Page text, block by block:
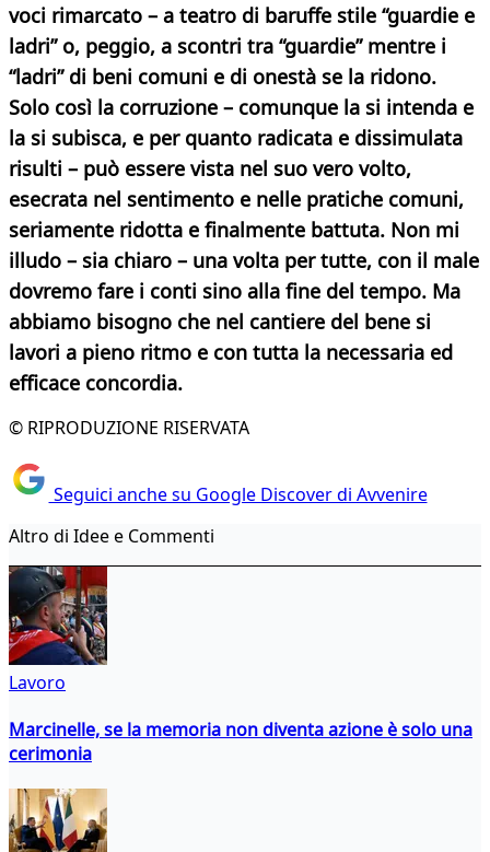
voci rimarcato – a teatro di baruffe stile “guardie e
ladri” o, peggio, a scontri tra “guardie” mentre i
“ladri” di beni comuni e di onestà se la ridono.
Solo così la corruzione – comunque la si intenda e
la si subisca, e per quanto radicata e dissimulata
risulti – può essere vista nel suo vero volto,
esecrata nel sentimento e nelle pratiche comuni,
seriamente ridotta e finalmente battuta. Non mi
illudo – sia chiaro – una volta per tutte, con il male
dovremo fare i conti sino alla fine del tempo. Ma
abbiamo bisogno che nel cantiere del bene si
lavori a pieno ritmo e con tutta la necessaria ed
efficace concordia.
© RIPRODUZIONE RISERVATA
Seguici anche su Google Discover di Avvenire
Altro di Idee e Commenti
Lavoro
Marcinelle, se la memoria non diventa azione è solo una
cerimonia